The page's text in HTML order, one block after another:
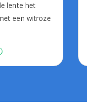
lente het
een witroze